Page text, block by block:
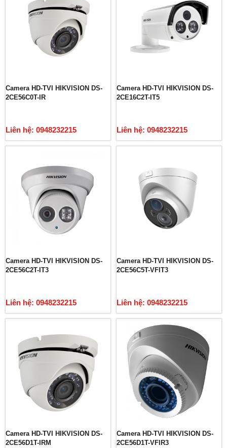
Camera HD-TVI HIKVISION DS-
2CE56C0T-IR
Liên hệ: 0948232215
Camera HD-TVI HIKVISION DS-
2CE16C2T-IT5
Liên hệ: 0948232215
Camera HD-TVI HIKVISION DS-
2CE56C2T-IT3
Liên hệ: 0948232215
Camera HD-TVI HIKVISION DS-
2CE56C5T-VFIT3
Liên hệ: 0948232215
Camera HD-TVI HIKVISION DS-
2CE56D1T-IRM
Camera HD-TVI HIKVISION DS-
2CE56D1T-VFIR3